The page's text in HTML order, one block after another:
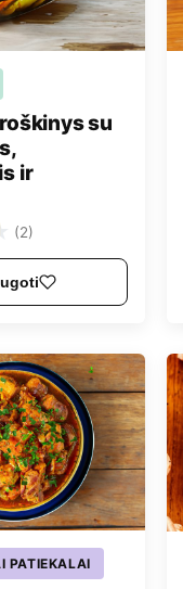
su
ir
(2)
PATIEKALAI